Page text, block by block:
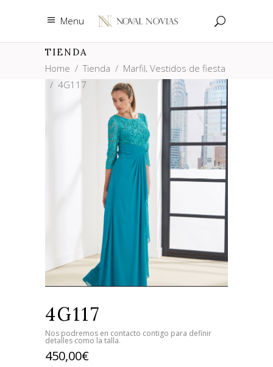
Menu
TIENDA
Home /Tienda / Marfil, Vestidos de fiesta
/ 4G117
4G117
Nos podremos en contacto contigo para definir
detalles como la talla.
450,00€